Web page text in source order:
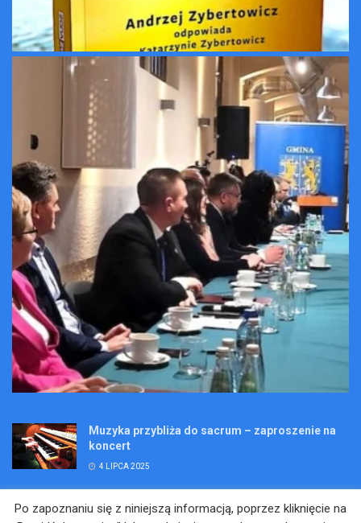
Muzyka przybliża do sacrum – zaproszenie na
koncert
4 LIPCA 2025
Kopalniane Ekspedycje
Po zapoznaniu się z niniejszą informacją, poprzez kliknięcie na